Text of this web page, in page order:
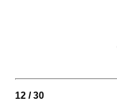
12 / 30